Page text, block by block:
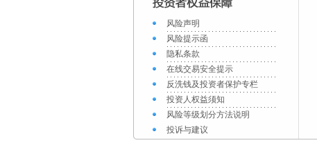
风险声明
风险提示函
隐私条款
在线交易安全提示
反洗钱及投资者保护专栏
投资人权益须知
风险等级划分方法说明
投诉与建议